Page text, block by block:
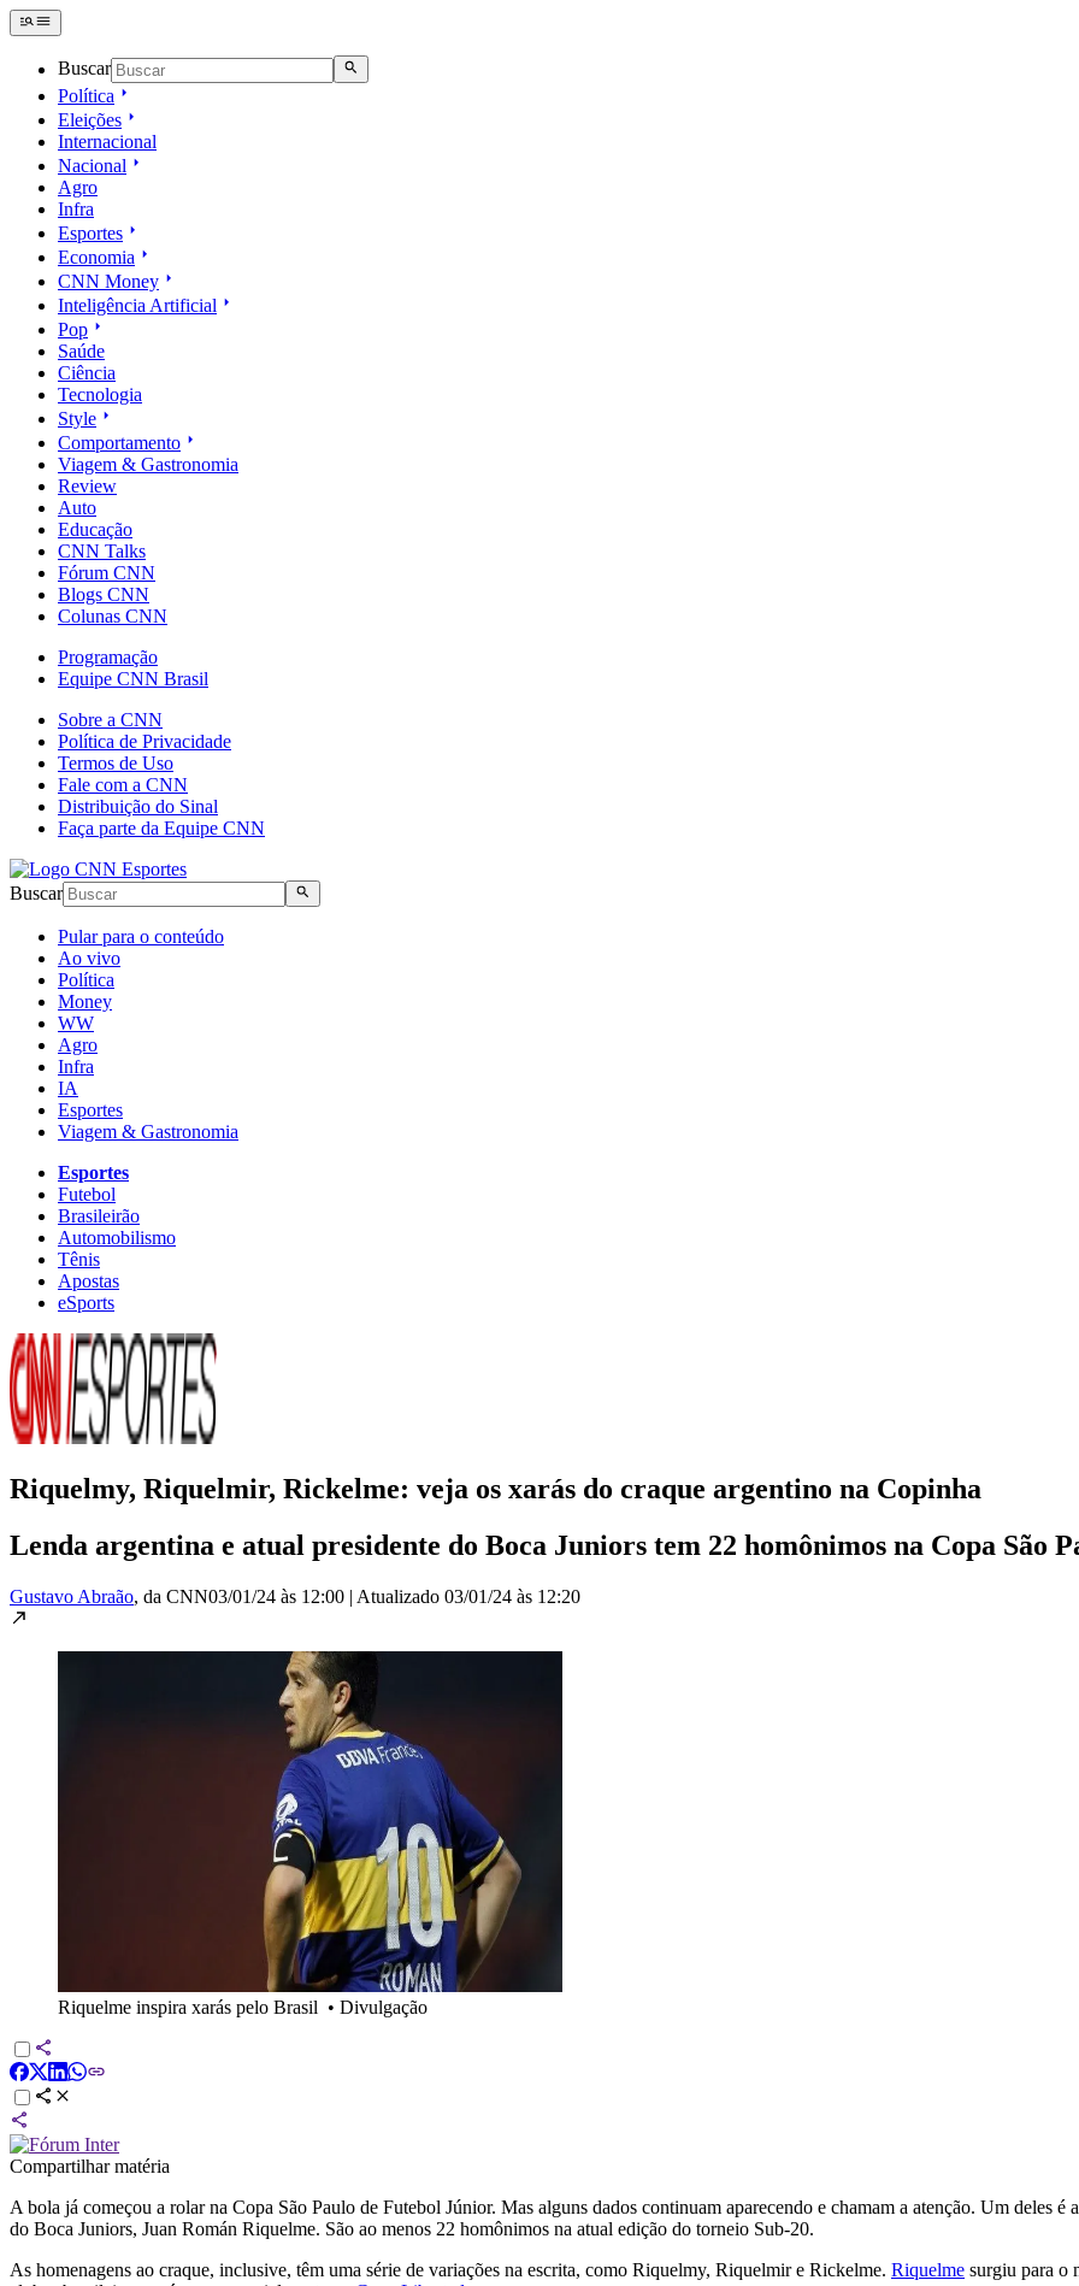
Buscar
Política
Eleições
Internacional
Nacional
Agro
Infra
Esportes
Economia
CNN Money
Inteligência Artificial
Pop
Saúde
Ciência
Tecnologia
Style
Comportamento
Viagem & Gastronomia
Review
Auto
Educação
CNN Talks
Fórum CNN
Blogs CNN
Colunas CNN
Programação
Equipe CNN Brasil
Sobre a CNN
Política de Privacidade
Termos de Uso
Fale com a CNN
Distribuição do Sinal
Faça parte da Equipe CNN
Buscar
Pular para o conteúdo
Ao vivo
Política
Money
WW
Agro
Infra
IA
Esportes
Viagem & Gastronomia
Esportes
Futebol
Brasileirão
Automobilismo
Tênis
Apostas
eSports
Riquelmy, Riquelmir, Rickelme: veja os xarás do craque argentino na Copinha
Lenda argentina e atual presidente do Boca Juniors tem 22 homônimos na Copa São
Gustavo Abraão, da CNN03/01/24 às 12:00 | Atualizado 03/01/24 às 12:20
Riquelme inspira xarás pelo Brasil • Divulgação
Compartilhar matéria
A bola já começou a rolar na Copa São Paulo de Futebol Júnior. Mas alguns dados continuam aparecendo e chamam a atenção. Um deles
do Boca Juniors, Juan Román Riquelme. São ao menos 22 homônimos na atual edição do torneio Sub-20.
As homenagens ao craque, inclusive, têm uma série de variações na escrita, como Riquelmy, Riquelmir e Rickelme. Riquelme surgiu para o